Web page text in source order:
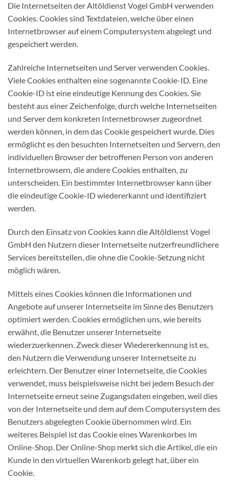
Die Internetseiten der Altöldienst Vogel GmbH verwenden
Cookies. Cookies sind Textdateien, welche über einen
Internetbrowser auf einem Computersystem abgelegt und
gespeichert werden.
Zahlreiche Internetseiten und Server verwenden Cookies.
Viele Cookies enthalten eine sogenannte Cookie-ID. Eine
Cookie-ID ist eine eindeutige Kennung des Cookies. Sie
besteht aus einer Zeichenfolge, durch welche Internetseiten
und Server dem konkreten Internetbrowser zugeordnet
werden können, in dem das Cookie gespeichert wurde. Dies
ermöglicht es den besuchten Internetseiten und Servern, den
individuellen Browser der betroffenen Person von anderen
Internetbrowsern, die andere Cookies enthalten, zu
unterscheiden. Ein bestimmter Internetbrowser kann über
die eindeutige Cookie-ID wiedererkannt und identifiziert
werden.
Durch den Einsatz von Cookies kann die Altöldienst Vogel
GmbH den Nutzern dieser Internetseite nutzerfreundlichere
Services bereitstellen, die ohne die Cookie-Setzung nicht
möglich wären.
Mittels eines Cookies können die Informationen und
Angebote auf unserer Internetseite im Sinne des Benutzers
optimiert werden. Cookies ermöglichen uns, wie bereits
erwähnt, die Benutzer unserer Internetseite
wiederzuerkennen. Zweck dieser Wiedererkennung ist es,
den Nutzern die Verwendung unserer Internetseite zu
erleichtern. Der Benutzer einer Internetseite, die Cookies
verwendet, muss beispielsweise nicht bei jedem Besuch der
Internetseite erneut seine Zugangsdaten eingeben, weil dies
von der Internetseite und dem auf dem Computersystem des
Benutzers abgelegten Cookie übernommen wird. Ein
weiteres Beispiel ist das Cookie eines Warenkorbes im
Online-Shop. Der Online-Shop merkt sich die Artikel, die ein
Kunde in den virtuellen Warenkorb gelegt hat, über ein
Cookie.